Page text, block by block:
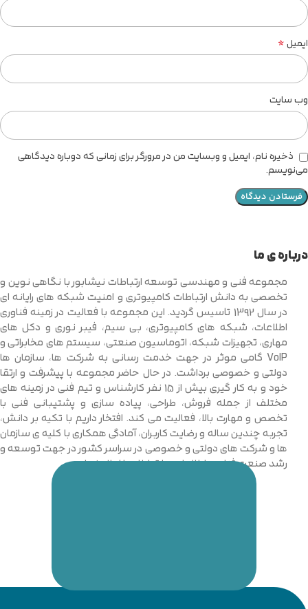
ایمیل*
وب‌ سایت
ذخیره نام، ایمیل و وبسایت من در مرورگر برای زمانی که دوباره دیدگاهی
می‌نویسم.
درباره ی ما
مجموعه فنی و مهندسی توسعه ارتباطات نیشابور با نگاهی نوین و
تخصصی به دانش ارتباطات کامپیوتری و امنیت شبکه های رایانه ای
در سال 1392 تاسیس گردید. این مجموعه با فعالیت در زمینه فناوری
اطلاعات، شبکه های کامپیوتری، بی سیم، فیبر نوری و دکل های
مهاری، تجهیزات شبکه، اتوماسیون صنعتی، سیستم های مخابراتی و
VoIP گامی موثر در جهت خدمت رسانی به شرکت ها، سازمان ها
دولتی و خصوصی برداشت. در حال حاضر مجموعه با پیشرفت و ارتقا
خود و به کار گیری بیش از 15 نفر کارشناس و تیم فنی در زمینه های
مختلف از جمله فروش، طراحی، پیاده سازی و پشتیبانی فنی با
تخصص و مهارت بالا، فعالیت می کند. افتخار داریم با تکیه بر دانش،
تجربه چندین ساله و رضایت کاربران، آمادگی همکاری با کلیه ی سازمان
ها و شرکت های دولتی و خصوصی در سراسر کشور در جهت توسعه و
رشد صنعت فناوری اطلاعات و ارتباطات را اعلام نماییم.